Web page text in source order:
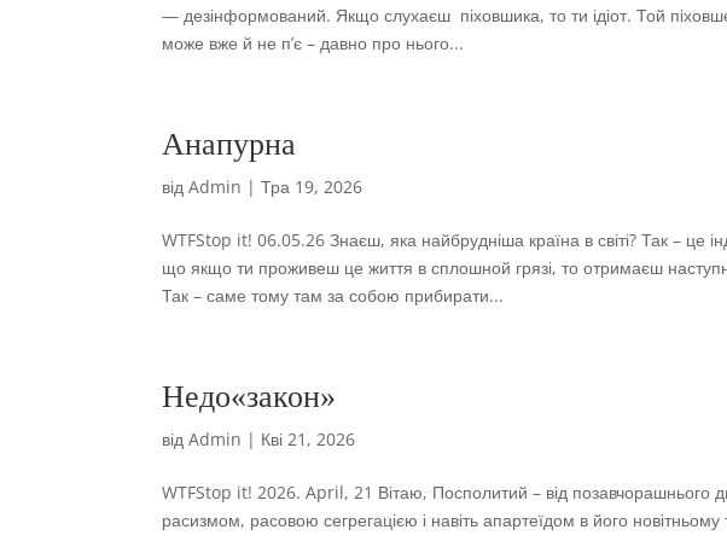
— дезінформований. Якщо слухаєш піховшика, то ти ідіот. Той
може вже й не п’є – давно про нього...
Анапурна
відAdmin |Тра 19, 2026
WTFStop it! 06.05.26 Знаєш, яка найбрудніша країна в світі? Так – це
що якщо ти проживеш це життя в сплошной грязі, то отримаєш
Так – саме тому там за собою прибирати...
Недо«закон»
відAdmin | Кві 21, 2026
WTFStop it! 2026. April, 21 Вітаю, Посполитий – від
расизмом, расовою сегрегацією і навіть апартеїдом в його